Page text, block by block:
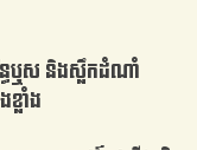
ន្ធឬស និងស្លឹកដំណាំ
លាំង